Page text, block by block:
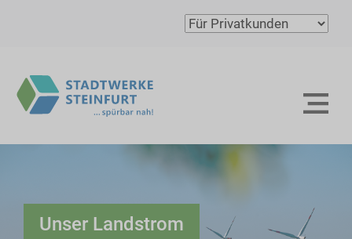
Unser Landstrom